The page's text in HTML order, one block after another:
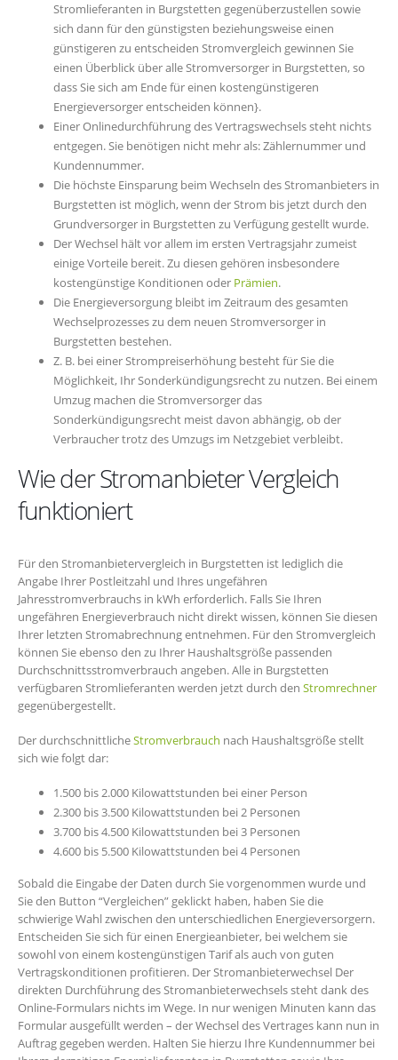
Stromlieferanten in Burgstetten gegenüberzustellen sowie
sich dann für den günstigsten beziehungsweise einen
günstigeren zu entscheiden Stromvergleich gewinnen Sie
einen Überblick über alle Stromversorger in Burgstetten, so
dass Sie sich am Ende für einen kostengünstigeren
Energieversorger entscheiden können}.
Einer Onlinedurchführung des Vertragswechsels steht nichts
entgegen. Sie benötigen nicht mehr als: Zählernummer und
Kundennummer.
Die höchste Einsparung beim Wechseln des Stromanbieters in
Burgstetten ist möglich, wenn der Strom bis jetzt durch den
Grundversorger in Burgstetten zu Verfügung gestellt wurde.
Der Wechsel hält vor allem im ersten Vertragsjahr zumeist
einige Vorteile bereit. Zu diesen gehören insbesondere
kostengünstige Konditionen oder Prämien.
Die Energieversorgung bleibt im Zeitraum des gesamten
Wechselprozesses zu dem neuen Stromversorger in
Burgstetten bestehen.
Z. B. bei einer Strompreiserhöhung besteht für Sie die
Möglichkeit, Ihr Sonderkündigungsrecht zu nutzen. Bei einem
Umzug machen die Stromversorger das
Sonderkündigungsrecht meist davon abhängig, ob der
Verbraucher trotz des Umzugs im Netzgebiet verbleibt.
Wie der Stromanbieter Vergleich
funktioniert
Für den Stromanbietervergleich in Burgstetten ist lediglich die
Angabe Ihrer Postleitzahl und Ihres ungefähren
Jahresstromverbrauchs in kWh erforderlich. Falls Sie Ihren
ungefähren Energieverbrauch nicht direkt wissen, können Sie diesen
Ihrer letzten Stromabrechnung entnehmen. Für den Stromvergleich
können Sie ebenso den zu Ihrer Haushaltsgröße passenden
Durchschnittsstromverbrauch angeben. Alle in Burgstetten
verfügbaren Stromlieferanten werden jetzt durch den Stromrechner
gegenübergestellt.
Der durchschnittlicheStromverbrauch nach Haushaltsgröße stellt
sich wie folgt dar:
1.500 bis 2.000 Kilowattstunden bei einer Person
2.300 bis 3.500 Kilowattstunden bei 2 Personen
3.700 bis 4.500 Kilowattstunden bei 3 Personen
4.600 bis 5.500 Kilowattstunden bei 4 Personen
Sobald die Eingabe der Daten durch Sie vorgenommen wurde und
Sie den Button “Vergleichen” geklickt haben, haben Sie die
schwierige Wahl zwischen den unterschiedlichen Energieversorgern.
Entscheiden Sie sich für einen Energieanbieter, bei welchem sie
sowohl von einem kostengünstigen Tarif als auch von guten
Vertragskonditionen profitieren. Der Stromanbieterwechsel Der
direkten Durchführung des Stromanbieterwechsels steht dank des
Online-Formulars nichts im Wege. In nur wenigen Minuten kann das
Formular ausgefüllt werden – der Wechsel des Vertrages kann nun in
Auftrag gegeben werden. Halten Sie hierzu Ihre Kundennummer bei